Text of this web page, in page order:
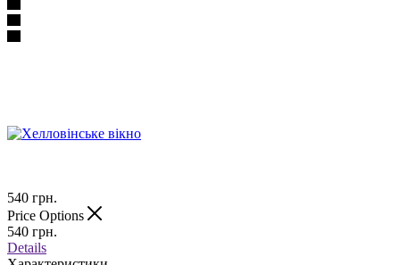
540 грн.
Price Options
540 грн.
Details